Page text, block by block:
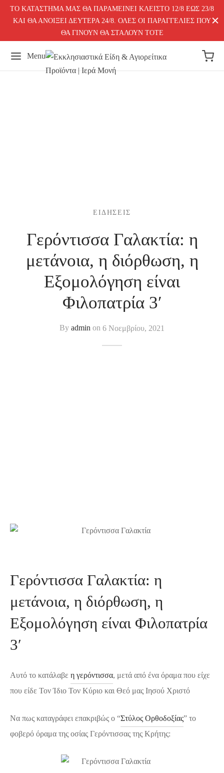
ΤΟ ΚΑΤΑΣΤΗΜΑ ΜΑΣ ΘΑ ΠΑΡΑΜΕΙΝΕΙ ΚΛΕΙΣΤΟ 12/8 ΕΩΣ 23/8
ΚΑΙ ΘΑ ΑΝΟΙΞΕΙ ΔΕΥΤΕΡΑ 24/8. ΟΛΕΣ ΟΙ ΠΑΡΑΓΓΕΛΙΕΣ ΠΟΥ
ΘΑ ΓΙΝΟΥΝ ΘΑ ΣΤΑΛΟΥΝ ΤΟΤΕ
Menu
ΕΙΔΉΣΕΙΣ
Γερόντισσα Γαλακτία: η
μετάνοια, η διόρθωση, η
Εξομολόγηση είναι
Φιλοπατρία 3′
By admin on 6 Νοεμβρίου, 2021
Γερόντισσα Γαλακτία: η
μετάνοια, η διόρθωση, η
Εξομολόγηση είναι Φιλοπατρία
3′
Αυτό το κατάλαβε η γερόντισσα, μετά από ένα όραμα που είχε
που είδε Τον Ίδιο Τον Κύριο και Θεό μας Ιησού Χριστό
Να πως καταγράφει επακριβώς ο “Στύλος Ορθοδοξίας” το
φοβερό όραμα της οσίας Γερόντισσας της Κρήτης: